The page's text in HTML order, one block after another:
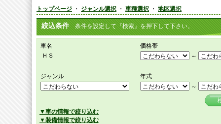
トップページ ・ ジャンル選択 ・ 車種選択 ・ 地区選択
絞込条件 条件を設定して『検索』を押下して下さい。
車名
価格帯
ＨＳ
～
ジャンル
年式
～
▼車の情報で絞り込む
▼装備情報で絞り込む